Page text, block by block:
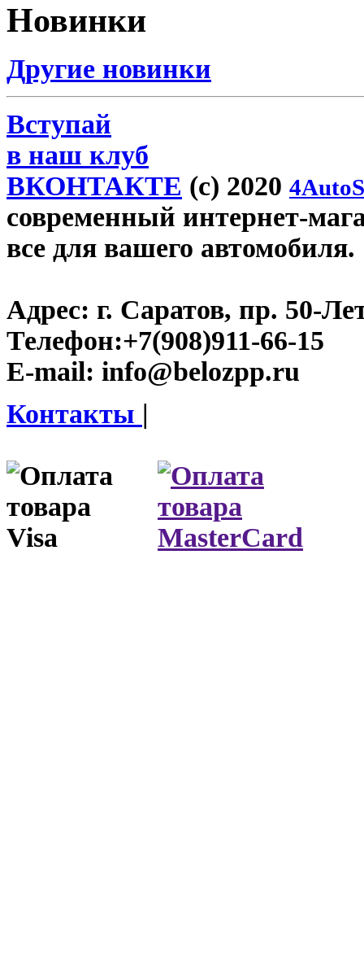
Новинки
Другие новинки
Вступай
в наш клуб
ВКОНТАКТЕ (c) 2020
современный интернет-
все для вашего автомобиля.
Адрес: г. Саратов, пр. 50-
Телефон:+7(908)911-66-15
E-mail: info@belozpp.ru
Контакты |